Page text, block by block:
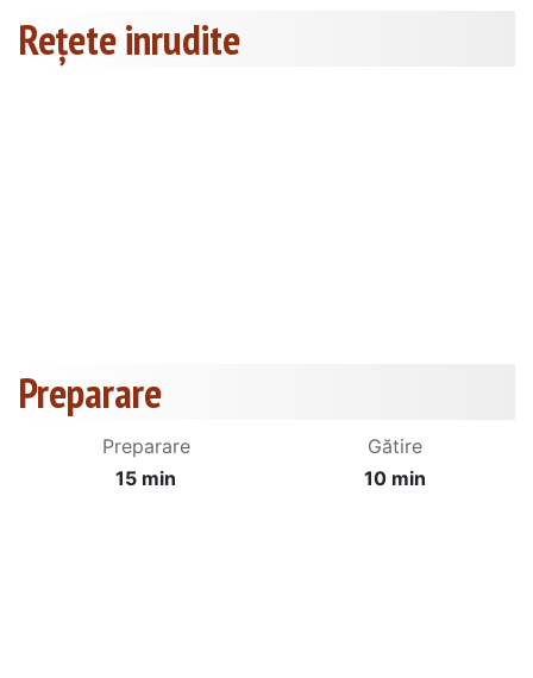
Rețete inrudite
Preparare
Preparare
15 min
Gătire
10 min